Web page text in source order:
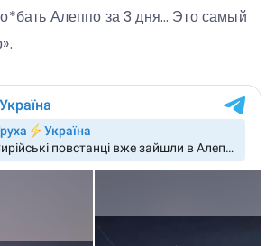
Алеппо за 3 дня… Это самый